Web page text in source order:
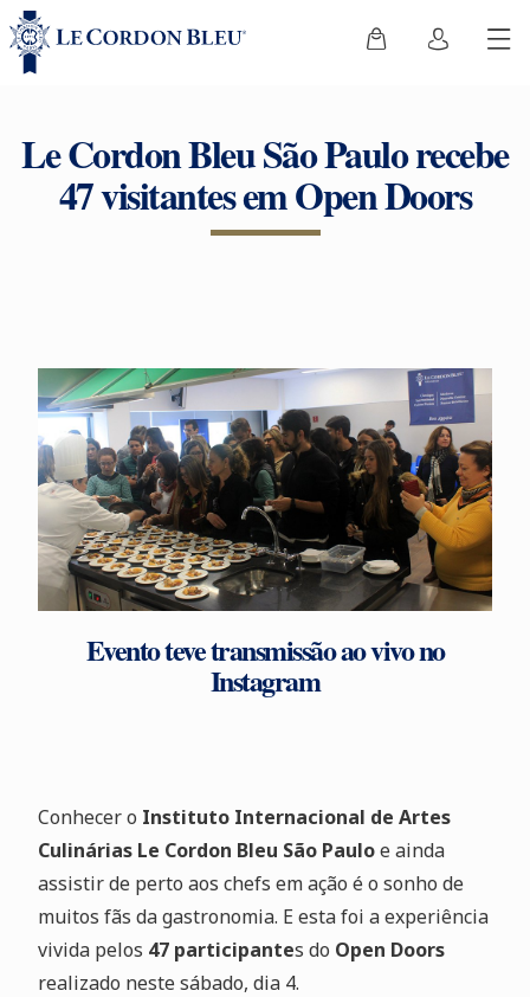
Le Cordon Bleu São Paulo recebe
47 visitantes em Open Doors
Evento teve transmissão ao vivo no
Instagram
Conhecer o Instituto Internacional de Artes
Culinárias Le Cordon Bleu São Pauloe ainda
assistir de perto aos chefs em ação é o sonho de
muitos fãs da gastronomia. E esta foi a experiência
vivida pelos 47 participantes do Open Doors
realizado neste sábado, dia 4.